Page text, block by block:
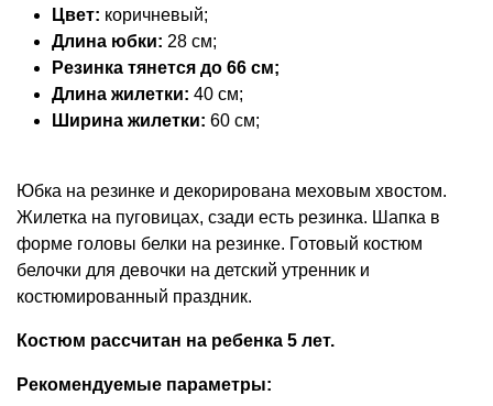
Цвет: коричневый;
Длина юбки: 28 см;
Резинка тянется до 66 см;
Длина жилетки: 40 см;
Ширина жилетки: 60 см;
Юбка на резинке и декорирована меховым хвостом.
Жилетка на пуговицах, сзади есть резинка. Шапка в
форме головы белки на резинке. Готовый костюм
белочки для девочки на детский утренник и
костюмированный праздник.
Костюм рассчитан на ребенка 5 лет.
Рекомендуемые параметры: